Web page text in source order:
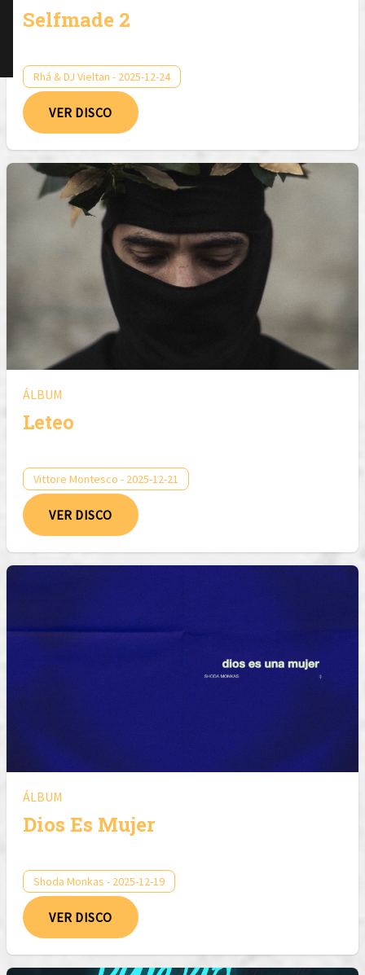
Selfmade 2
Rhá & DJ Vieltan - 2025-12-24
VER DISCO
ÁLBUM
Leteo
Vittore Montesco - 2025-12-21
VER DISCO
ÁLBUM
Dios Es Mujer
Shoda Monkas - 2025-12-19
VER DISCO